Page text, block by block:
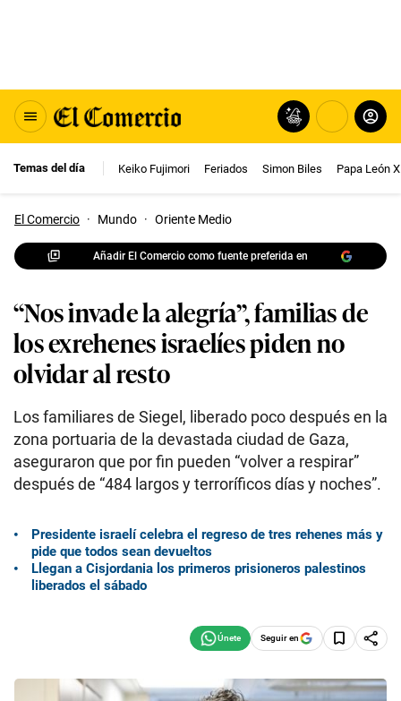
Temas del día Keiko Fujimori Feriados Simon Biles Papa León
El Comercio · Mundo · Oriente Medio
Añadir El Comercio como fuente preferida en
“Nos invade la alegría”, familias de
los exrehenes israelíes piden no
olvidar al resto
Los familiares de Siegel, liberado poco después en la
zona portuaria de la devastada ciudad de Gaza,
aseguraron que por fin pueden “volver a respirar”
después de “484 largos y terroríficos días y noches”.
Presidente israelí celebra el regreso de tres rehenes más y
pide que todos sean devueltos
Llegan a Cisjordania los primeros prisioneros palestinos
liberados el sábado
Seguir en